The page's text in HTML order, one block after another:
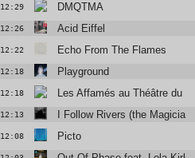
12:29 DMQTMA
12:26 Acid Eiffel
12:22 Echo From The Flames
12:18 Playground
12:18 Les Affamés au Théâtre du
12:13 I Follow Rivers (the Magician
12:08 Picto